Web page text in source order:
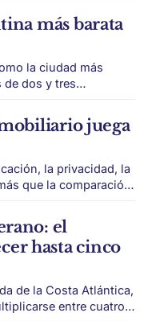
Después de
la construcción
más barata
la ciudad más
de dos y tres
de
juega
la privacidad, la
que la comparación
al mercado
el
hasta cinco
de la Costa Atlántica,
entre cuatro y